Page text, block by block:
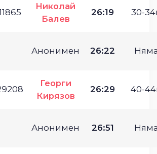
Николай
Балев
26:19 30-
Анонимен 26:22
Георги
Кирязов
26:29 40-
Анонимен 26:51